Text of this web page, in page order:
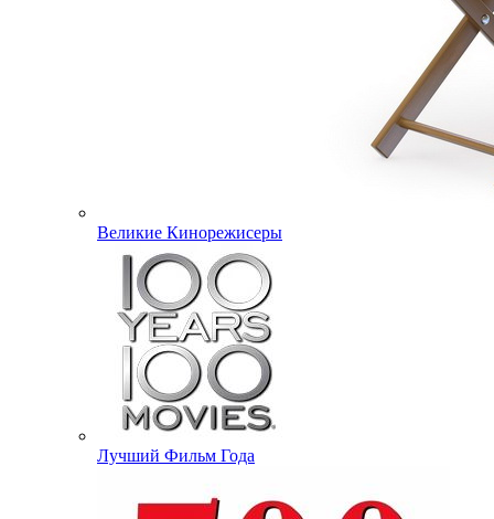
Великие Кинорежисеры
Лучший Фильм Года